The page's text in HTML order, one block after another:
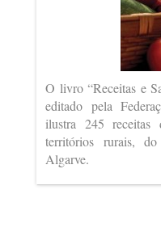
O livro “Receitas e
editado pela
ilustra 245
territórios rurais,
Algarve.